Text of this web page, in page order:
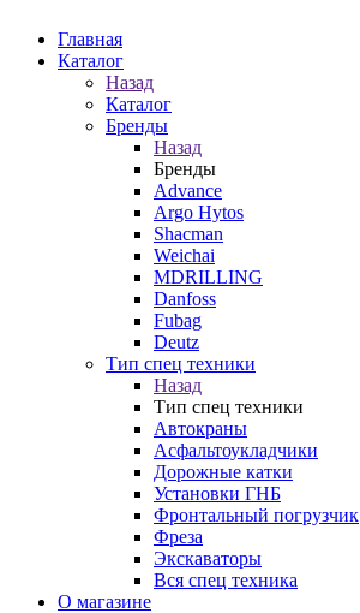
Главная
Каталог
Назад
Каталог
Бренды
Назад
Бренды
Advance
Argo Hytos
Shacman
Weichai
MDRILLING
Danfoss
Fubag
Deutz
Тип спец техники
Назад
Тип спец техники
Автокраны
Асфальтоукладчики
Дорожные катки
Установки ГНБ
Фронтальный погрузчик
Фреза
Экскаваторы
Вся спец техника
О магазине